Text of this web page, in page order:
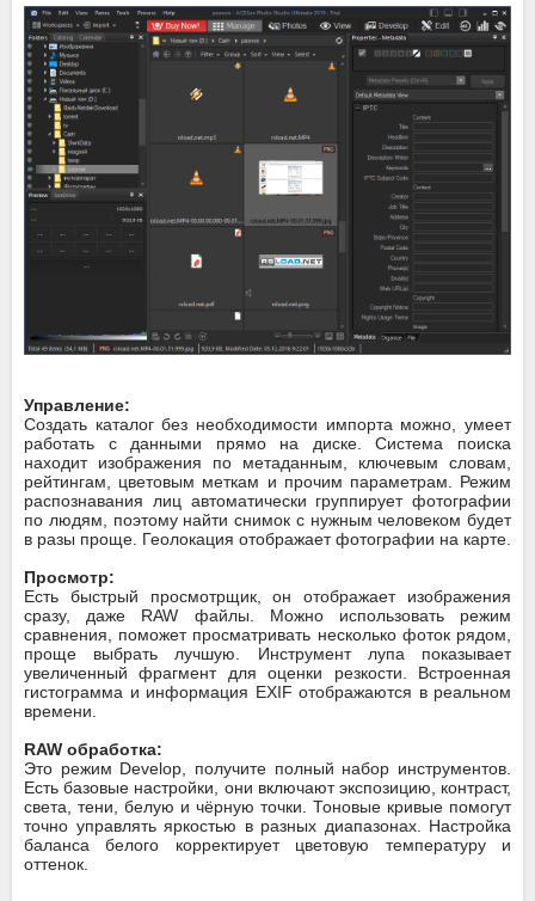
Управление:
Создать каталог без необходимости импорта можно, умеет
работать с данными прямо на диске. Система поиска
находит изображения по метаданным, ключевым словам,
рейтингам, цветовым меткам и прочим параметрам. Режим
распознавания лиц автоматически группирует фотографии
по людям, поэтому найти снимок с нужным человеком будет
в разы проще. Геолокация отображает фотографии на карте.
Просмотр:
Есть быстрый просмотрщик, он отображает изображения
сразу, даже RAW файлы. Можно использовать режим
сравнения, поможет просматривать несколько фоток рядом,
проще выбрать лучшую. Инструмент лупа показывает
увеличенный фрагмент для оценки резкости. Встроенная
гистограмма и информация EXIF отображаются в реальном
времени.
RAW обработка:
Это режим Develop, получите полный набор инструментов.
Есть базовые настройки, они включают экспозицию, контраст,
света, тени, белую и чёрную точки. Тоновые кривые помогут
точно управлять яркостью в разных диапазонах. Настройка
баланса белого корректирует цветовую температуру и
оттенок.